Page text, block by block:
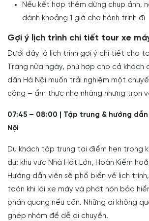
Nếu kết hợp thêm dừng chụp ảnh,
dành khoảng 1 giờ cho hành trình đi
Gợi ý lịch trình chi tiết tour xe
Dưới đây là lịch trình gợi ý chi tiết cho
Tràng nửa ngày, phù hợp cho cả khách
dân Hà Nội muốn trải nghiệm một
công – ẩm thực nhẹ nhàng nhưng trọn
07:45 – 08:00 | Tập trung & hướng
Nội
Du khách tập trung tại điểm hẹn trong
dụ: khu vực Nhà Hát Lớn, Hoàn Kiếm
Hướng dẫn viên sẽ phổ biến về lịch
toàn khi lái xe máy và phát nón bảo
phản quang nếu cần. Những ai không
ghép nhóm để dễ di chuyển.